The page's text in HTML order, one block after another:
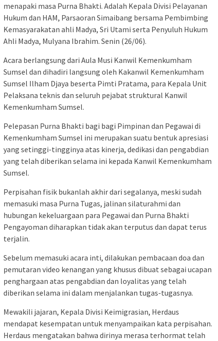
menapaki masa Purna Bhakti. Adalah Kepala Divisi Pelayanan
Hukum dan HAM, Parsaoran Simaibang bersama Pembimbing
Kemasyarakatan ahli Madya, Sri Utami serta Penyuluh Hukum
Ahli Madya, Mulyana Ibrahim. Senin (26/06).
Acara berlangsung dari Aula Musi Kanwil Kemenkumham
Sumsel dan dihadiri langsung oleh Kakanwil Kemenkumham
Sumsel Ilham Djaya beserta Pimti Pratama, para Kepala Unit
Pelaksana teknis dan seluruh pejabat struktural Kanwil
Kemenkumham Sumsel.
Pelepasan Purna Bhakti bagi bagi Pimpinan dan Pegawai di
Kemenkumham Sumsel ini merupakan suatu bentuk apresiasi
yang setinggi-tingginya atas kinerja, dedikasi dan pengabdian
yang telah diberikan selama ini kepada Kanwil Kemenkumham
Sumsel.
Perpisahan fisik bukanlah akhir dari segalanya, meski sudah
memasuki masa Purna Tugas, jalinan silaturahmi dan
hubungan kekeluargaan para Pegawai dan Purna Bhakti
Pengayoman diharapkan tidak akan terputus dan dapat terus
terjalin.
Sebelum memasuki acara inti, dilakukan pembacaan doa dan
pemutaran video kenangan yang khusus dibuat sebagai ucapan
penghargaan atas pengabdian dan loyalitas yang telah
diberikan selama ini dalam menjalankan tugas-tugasnya.
Mewakili jajaran, Kepala Divisi Keimigrasian, Herdaus
mendapat kesempatan untuk menyampaikan kata perpisahan.
Herdaus mengatakan bahwa dirinya merasa terhormat telah